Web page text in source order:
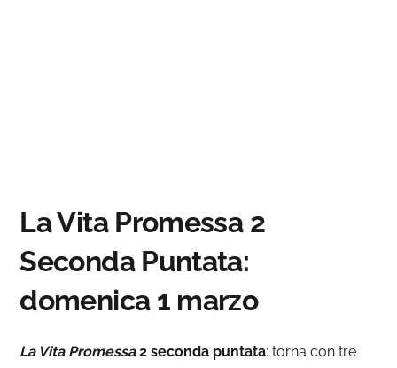
La Vita Promessa 2
Seconda Puntata:
domenica 1 marzo
La Vita Promessa2 seconda puntata: torna con tre